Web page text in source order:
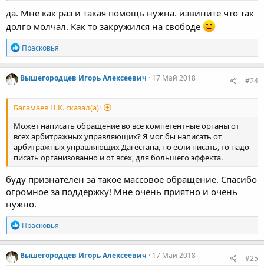
да. Мне как раз и такая помощь нужна. извините что так
долго молчал. Как то закружился на свободе
Р
е
а
к
:
Прасковья
Вышегородцев Игорь Алексеевич 17 Май 2018 #24
Багамаев Н.К. сказал(а):
Может написать обращение во все компетентные органы от
всех арбитражных управляющих? Я мог бы написать от
арбитражных управляющих Дагестана, но если писать, то надо
писать организованно и от всех, для большего эффекта.
буду признателен за такое массовое обращение. Спасибо
огромное за поддержку! Мне очень приятно и очень
нужно.
Р
е
а
к
Прасковья
Вышегородцев Игорь Алексеевич 17 Май 2018 #25